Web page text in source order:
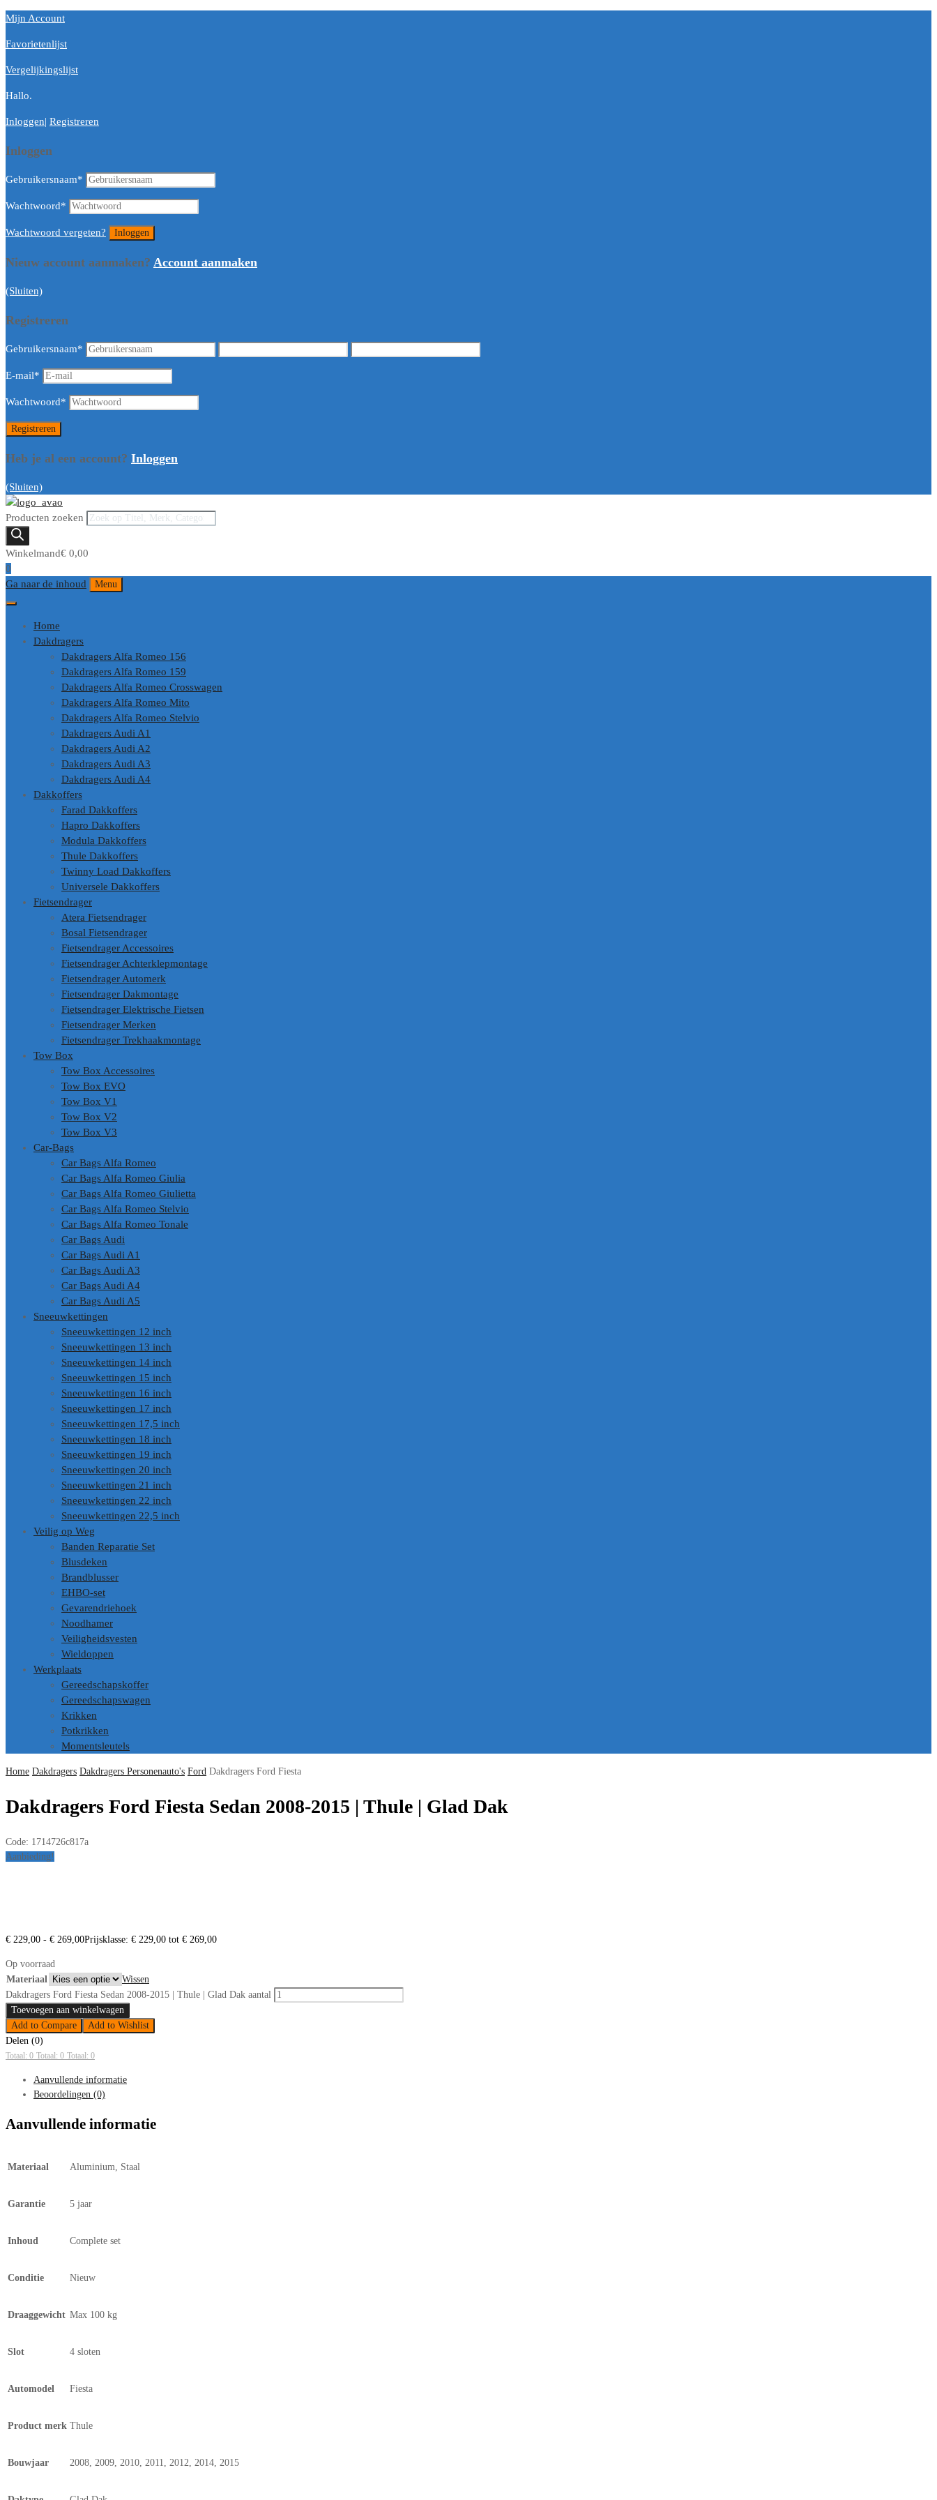
Mijn Account
Favorietenlijst
Vergelijkingslijst
Hallo.
Inloggen| Registreren
Inloggen
Gebruikersnaam*
Wachtwoord*
Wachtwoord vergeten?
Nieuw account aanmaken? Account aanmaken
(Sluiten)
Registreren
Gebruikersnaam*
E-mail*
Wachtwoord*
Heb je al een account? Inloggen
(Sluiten)
Producten zoeken
Winkelmand€ 0,00
0
Ga naar de inhoud
Menu
Home
Dakdragers
Dakdragers Alfa Romeo 156
Dakdragers Alfa Romeo 159
Dakdragers Alfa Romeo Crosswagen
Dakdragers Alfa Romeo Mito
Dakdragers Alfa Romeo Stelvio
Dakdragers Audi A1
Dakdragers Audi A2
Dakdragers Audi A3
Dakdragers Audi A4
Dakkoffers
Farad Dakkoffers
Hapro Dakkoffers
Modula Dakkoffers
Thule Dakkoffers
Twinny Load Dakkoffers
Universele Dakkoffers
Fietsendrager
Atera Fietsendrager
Bosal Fietsendrager
Fietsendrager Accessoires
Fietsendrager Achterklepmontage
Fietsendrager Automerk
Fietsendrager Dakmontage
Fietsendrager Elektrische Fietsen
Fietsendrager Merken
Fietsendrager Trekhaakmontage
Tow Box
Tow Box Accessoires
Tow Box EVO
Tow Box V1
Tow Box V2
Tow Box V3
Car-Bags
Car Bags Alfa Romeo
Car Bags Alfa Romeo Giulia
Car Bags Alfa Romeo Giulietta
Car Bags Alfa Romeo Stelvio
Car Bags Alfa Romeo Tonale
Car Bags Audi
Car Bags Audi A1
Car Bags Audi A3
Car Bags Audi A4
Car Bags Audi A5
Sneeuwkettingen
Sneeuwkettingen 12 inch
Sneeuwkettingen 13 inch
Sneeuwkettingen 14 inch
Sneeuwkettingen 15 inch
Sneeuwkettingen 16 inch
Sneeuwkettingen 17 inch
Sneeuwkettingen 17,5 inch
Sneeuwkettingen 18 inch
Sneeuwkettingen 19 inch
Sneeuwkettingen 20 inch
Sneeuwkettingen 21 inch
Sneeuwkettingen 22 inch
Sneeuwkettingen 22,5 inch
Veilig op Weg
Banden Reparatie Set
Blusdeken
Brandblusser
EHBO-set
Gevarendriehoek
Noodhamer
Veiligheidsvesten
Wieldoppen
Werkplaats
Gereedschapskoffer
Gereedschapswagen
Krikken
Potkrikken
Momentsleutels
Home Dakdragers Dakdragers Personenauto's Ford Dakdragers Ford Fiesta
Dakdragers Ford Fiesta Sedan 2008-2015 | Thule | Glad Dak
Code: 1714726c817a
Aanbieding!
€ 229,00 - € 269,00Prijsklasse: € 229,00 tot € 269,00
Op voorraad
Materiaal
Wissen
Dakdragers Ford Fiesta Sedan 2008-2015 | Thule | Glad Dak aantal
Toevoegen aan winkelwagen
Add to Compare
Add to Wishlist
Delen (0)
Totaal: 0 Totaal: 0 Totaal: 0
Aanvullende informatie
Beoordelingen (0)
Aanvullende informatie
Materiaal Aluminium, Staal
Garantie 5 jaar
Inhoud Complete set
Conditie Nieuw
Draaggewicht Max 100 kg
Slot 4 sloten
Automodel Fiesta
Product merk Thule
Bouwjaar 2008, 2009, 2010, 2011, 2012, 2014, 2015